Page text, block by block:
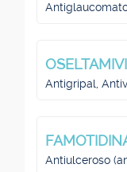
Antigripal,
Antiulceroso